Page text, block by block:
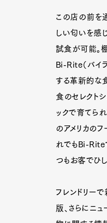
この店の前を
しい匂いを感
試食が可能。
Bi-Rite（バイ
する革新的な
食のセレクト
ックで育てら
のアメリカの
れでもBi-Rite
つもお客でひ
フレンドリー
版、さらにニ